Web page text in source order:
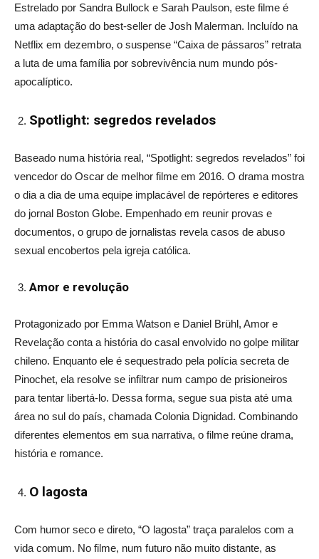
Estrelado por Sandra Bullock e Sarah Paulson, este filme é
uma adaptação do best-seller de Josh Malerman. Incluído na
Netflix em dezembro, o suspense “Caixa de pássaros” retrata
a luta de uma família por sobrevivência num mundo pós-
apocalíptico.
Spotlight: segredos revelados
Baseado numa história real, “Spotlight: segredos revelados” foi
vencedor do Oscar de melhor filme em 2016. O drama mostra
o dia a dia de uma equipe implacável de repórteres e editores
do jornal Boston Globe. Empenhado em reunir provas e
documentos, o grupo de jornalistas revela casos de abuso
sexual encobertos pela igreja católica.
Amor e revolução
Protagonizado por Emma Watson e Daniel Brühl, Amor e
Revelação conta a história do casal envolvido no golpe militar
chileno. Enquanto ele é sequestrado pela polícia secreta de
Pinochet, ela resolve se infiltrar num campo de prisioneiros
para tentar libertá-lo. Dessa forma, segue sua pista até uma
área no sul do país, chamada Colonia Dignidad. Combinando
diferentes elementos em sua narrativa, o filme reúne drama,
história e romance.
O lagosta
Com humor seco e direto, “O lagosta” traça paralelos com a
vida comum. No filme, num futuro não muito distante, as